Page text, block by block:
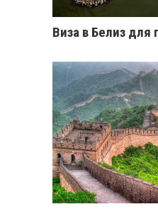
Виза в Белиз для